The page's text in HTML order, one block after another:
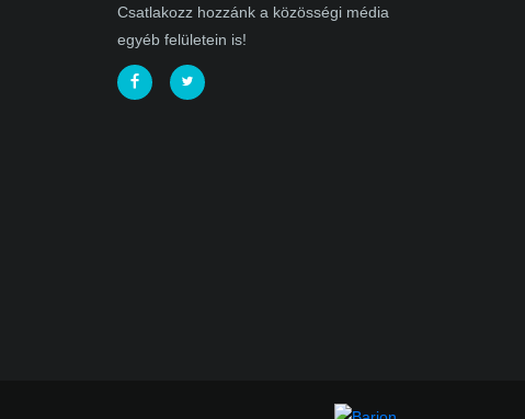
Csatlakozz hozzánk a közösségi média
egyéb felületein is!